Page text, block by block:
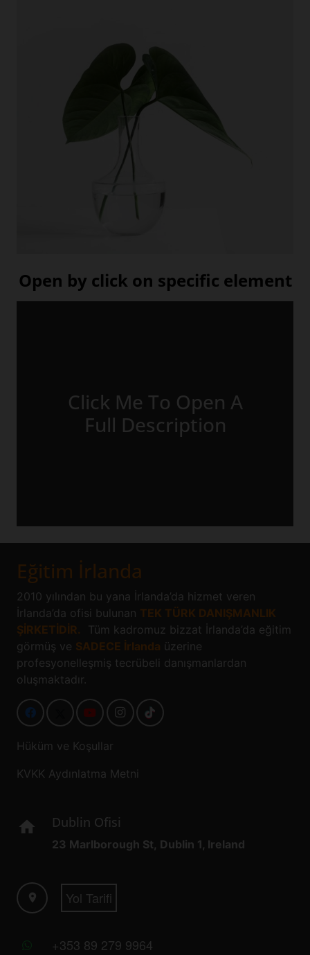
Open by click on specific element
Click Me To Open A
Full Description
JUST CLICK ME
Eğitim İrlanda
2010 yılından bu yana İrlanda’da hizmet veren
İrlanda’da ofisi bulunan TEK TÜRK DANIŞMANLIK
ŞİRKETİDİR. Tüm kadromuz bizzat İrlanda’da eğitim
görmüş ve SADECE İrlanda üzerine
profesyonelleşmiş tecrübeli danışmanlardan
oluşmaktadır.
Hüküm ve Koşullar
KVKK Aydınlatma Metni
home Dublin Ofisi
23 Marlborough St, Dublin 1, Ireland
location_on Yol Tarifi
+353 89 279 9964